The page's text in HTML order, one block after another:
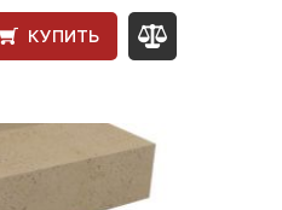
КУПИТЬ